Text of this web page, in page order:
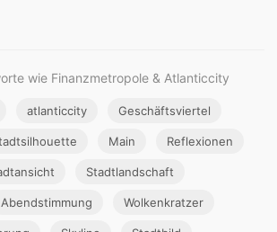
wie Finanzmetropole & Atlanticcity
atlanticcity Geschäftsviertel
Main Reflexionen
Stadtlandschaft
Abendstimmung Wolkenkratzer